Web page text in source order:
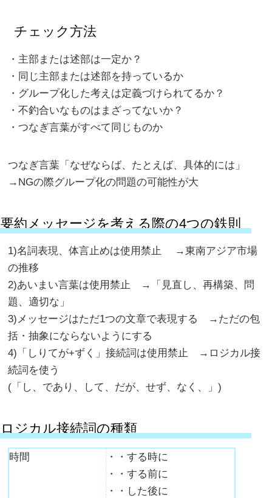
チェック方法
・主部または述部は一定か？
・同じ主部または述部を持っているか
・グループ化した考えは定義づけられてるか？
・不釣合いなものはまざってないか？
・つなぎ言葉がすべて同じものか
つなぎ言葉「なぜならば、たとえば、具体的には」
→NGの際グループ化の問題の可能性が大
要約メッセージを考える際の4つの鉄則
1)名詞表現、体言止めは使用禁止 →東南アジア市場
の推移
2)あいまい言葉は使用禁止 →「見直し、再構築、問
題、適切な」
3)メッセージはただ1つの文章で表現する →ただの包
括・抽象にならないようにする
4)「しりてが+ずく」接続詞は使用禁止 →ロジカル接
続詞を使う
(「し、であり、して、だが、せず、なく、」)
ロジカル接続詞の種類
時間
・・する時に
・・する前に
・・した後に